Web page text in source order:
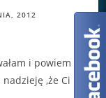
2012
i powiem
,że Ci